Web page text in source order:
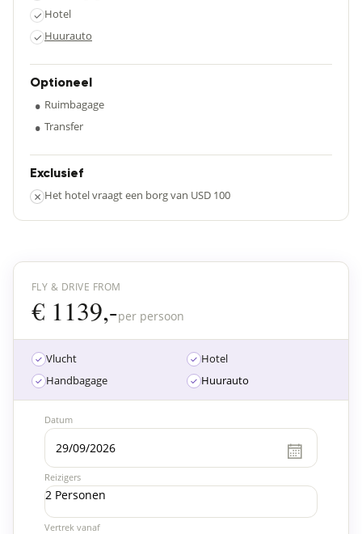
✓ Hotel
✓ Huurauto
Optioneel
• Ruimbagage
• Transfer
Exclusief
× Het hotel vraagt een borg van USD 100
FLY & DRIVE FROM
€ 1139,-per persoon
Vlucht
Handbagage
Hotel
Huurauto
Reizigers
2 Personen
Vertrek vanaf
Datum